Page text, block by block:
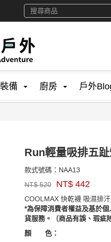
裝備 廚房 戶外
Run輕量吸排五
款式號碼： NAA13NAA13
牌：
injinji
NT$520 NT$ 442
COOLMAX 快乾襪 吸濕排
*為保障消費者權益及基於
貨服務。（商品有誤、瑕疵
顏 色：